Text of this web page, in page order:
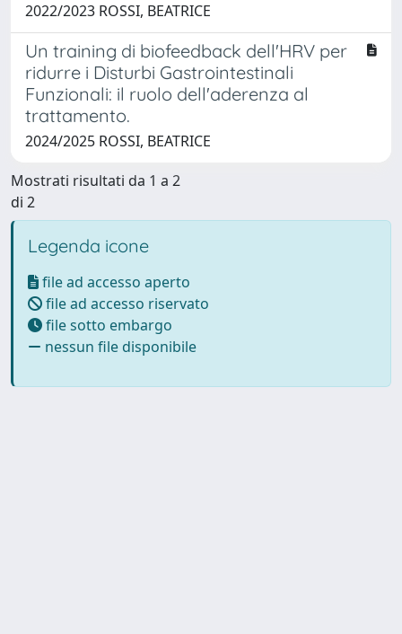
2022/2023 ROSSI, BEATRICE
Un training di biofeedback dell'HRV per
ridurre i Disturbi Gastrointestinali
Funzionali: il ruolo dell'aderenza al
trattamento.
2024/2025 ROSSI, BEATRICE
Mostrati risultati da 1 a 2
di 2
Legenda icone
file ad accesso aperto
file ad accesso riservato
file sotto embargo
nessun file disponibile